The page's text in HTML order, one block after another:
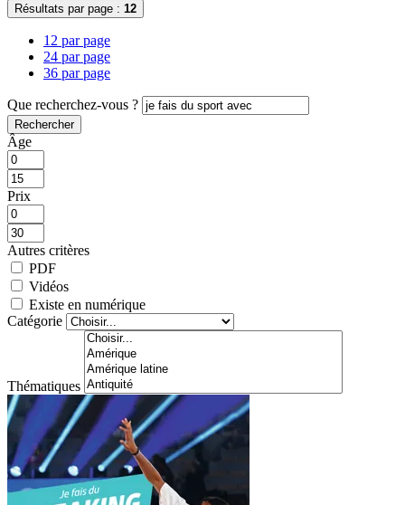
Résultats par page : 12
12 par page
24 par page
36 par page
Que recherchez-vous ?
Rechercher
Âge
Prix
Autres critères
PDF
Vidéos
Existe en numérique
Catégorie
Thématiques